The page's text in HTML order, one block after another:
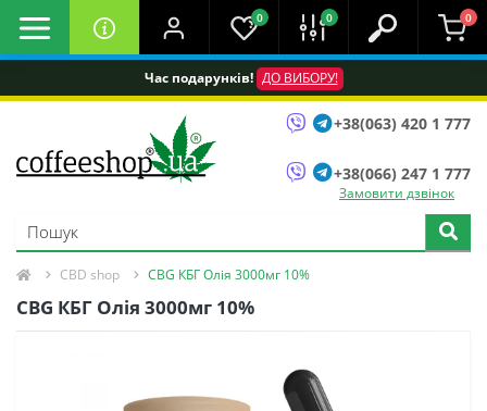
Час подарунків! ДО ВИБОРУ!
0 0 0
+38(063) 420 1 777
+38(066) 247 1 777
Замовити дзвінок
CBD shop CBG КБГ Олія 3000мг 10%
CBG КБГ Олія 3000мг 10%